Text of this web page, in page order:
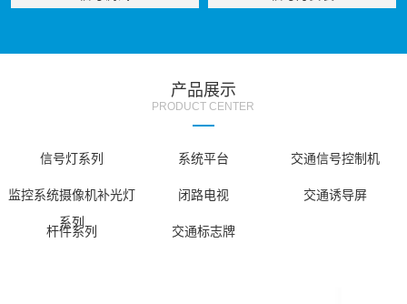
产品展示
PRODUCT CENTER
信号灯系列 系统平台 交通信号控制机
监控系统摄像机补光灯
系列
闭路电视 交通诱导屏
杆件系列 交通标志牌